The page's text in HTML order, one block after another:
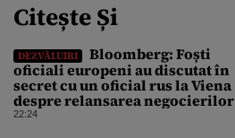
Citește Și
DEZVĂLUIRI
Bloomberg: Foști
oficiali europeni au discutat în
secret cu un oficial rus la Viena
despre relansarea negocierilor
de pace dintre Ucraina și Rusia
22:24